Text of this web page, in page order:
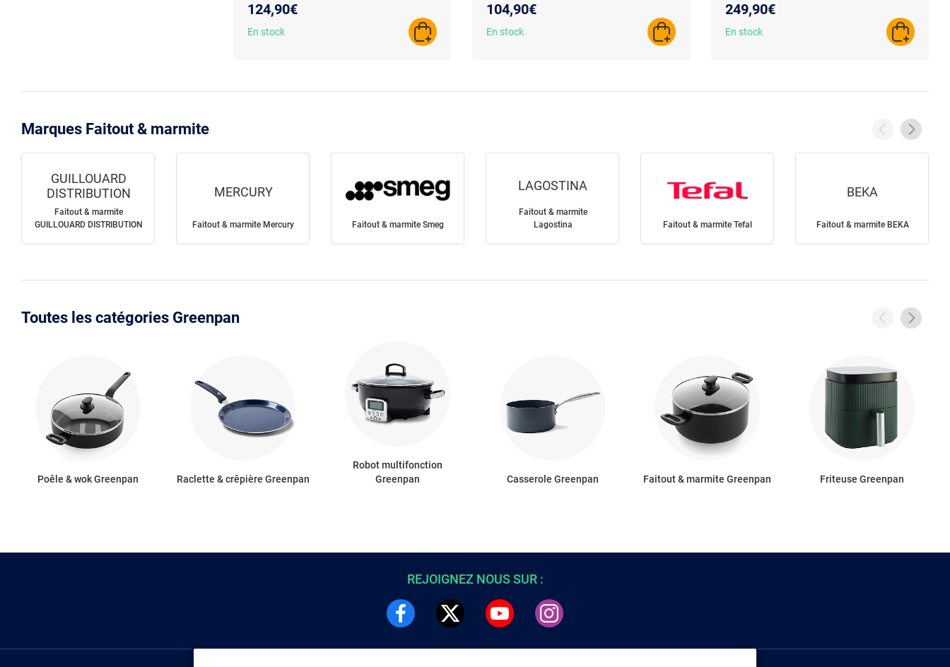
124,90€
En stock
AJOUTER AU PANIER
104,90€
En stock
AJOUTER AU PANIER
249,90€
En stock
AJOUTER
Marques Faitout & marmite
GUILLOUARD
DISTRIBUTION
Faitout & marmite
GUILLOUARD DISTRIBUTION
MERCURY
Faitout & marmite Mercury Faitout & marmite Smeg
LAGOSTINA
Faitout & marmite
Lagostina
Faitout & marmite Tefal
BEKA
Faitout & marmite BEKA
Toutes les catégories Greenpan
Poêle & wok Greenpan Raclette & crêpière Greenpan
Robot multifonction
Greenpan
Casserole Greenpan Faitout & marmite Greenpan Friteuse Greenpan
REJOIGNEZ NOUS SUR :